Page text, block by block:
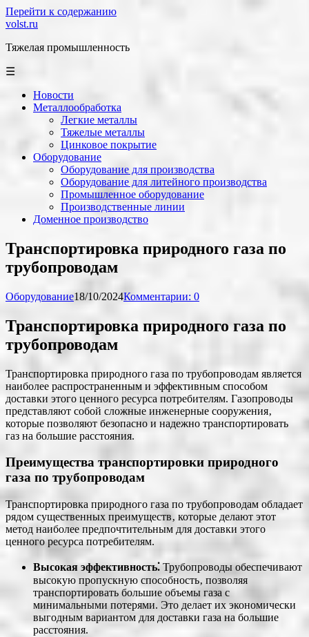
Перейти к содержанию
volst.ru
Тяжелая промышленность
☰
Новости
Металлообработка
Легкие металлы
Тяжелые металлы
Цинковое покрытие
Оборудование
Оборудование для производства
Оборудование для литейного производства
Промышленное оборудование
Производственные линии
Доменное производство
Транспортировка природного газа по
трубопроводам
Оборудование18/10/2024Комментарии: 0
Транспортировка природного газа по
трубопроводам
Транспортировка природного газа по трубопроводам является
наиболее распространенным и эффективным способом
доставки этого ценного ресурса потребителям. Газопроводы
представляют собой сложные инженерные сооружения‚
которые позволяют безопасно и надежно транспортировать
газ на большие расстояния.
Преимущества транспортировки природного
газа по трубопроводам
Транспортировка природного газа по трубопроводам обладает
рядом существенных преимуществ‚ которые делают этот
метод наиболее предпочтительным для доставки этого
ценного ресурса потребителям.
Высокая эффективность⁚ Трубопроводы обеспечивают
высокую пропускную способность‚ позволяя
транспортировать большие объемы газа с
минимальными потерями. Это делает их экономически
выгодным вариантом для доставки газа на большие
расстояния.